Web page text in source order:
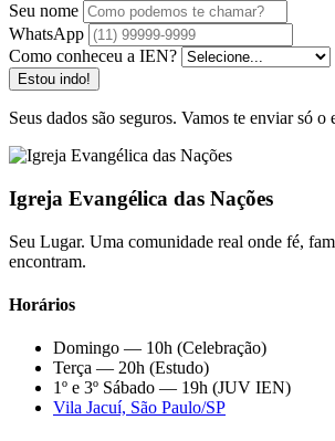
Seu nome
WhatsApp
Como conheceu a IEN?
Estou indo!
Seus dados são seguros. Vamos te enviar só o
Igreja Evangélica das Nações
Seu Lugar. Uma comunidade real onde fé,
encontram.
Horários
Domingo — 10h (Celebração)
Terça — 20h (Estudo)
1º e 3º Sábado — 19h (JUV IEN)
Vila Jacuí, São Paulo/SP